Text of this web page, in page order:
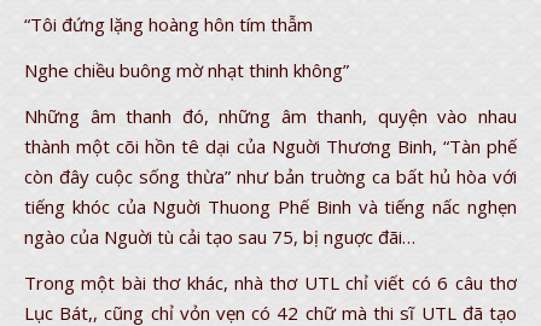
“Tôi đứng lặng hoàng hôn tím thẫm
Nghe chiều buông mờ nhạt thinh không”
Những âm thanh đó, những âm thanh, quyện vào nhau
thành một cõi hồn tê dại của Nguời Thương Binh, “Tàn phế
còn đây cuộc sống thừa” như bản truờng ca bất hủ hòa với
tiếng khóc của Nguời Thuong Phế Binh và tiếng nấc nghẹn
ngào của Nguời tù cải tạo sau 75, bị nguợc đãi…
Trong một bài thơ khác, nhà thơ UTL chỉ viết có 6 câu thơ
Lục Bát,, cũng chỉ vỏn vẹn có 42 chữ mà thi sĩ UTL đã tạo